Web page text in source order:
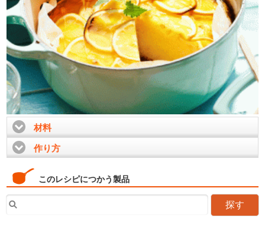
材料click to expand contents
作り方
このレシピにつかう製品
探す